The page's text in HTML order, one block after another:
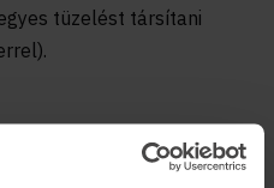
tüzelést társítani